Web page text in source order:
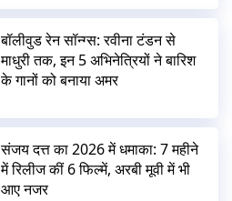
बॉलीवुड रेन सॉन्ग्स: रवीना टंडन से
माधुरी तक, इन 5 अभिनेत्रियों ने बारिश
के गानों को बनाया अमर
संजय दत्त का 2026 में धमाका: 7 महीने
में रिलीज कीं 6 फिल्में, अरबी मूवी में भी
आए नजर